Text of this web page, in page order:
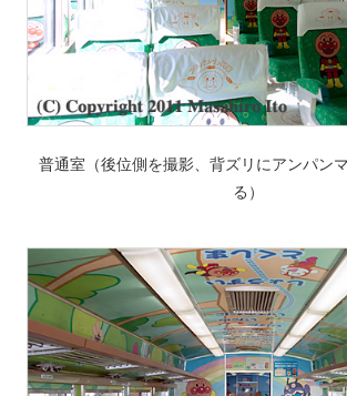
普通室（後位側を撮影、背ズリにアンパン
る）